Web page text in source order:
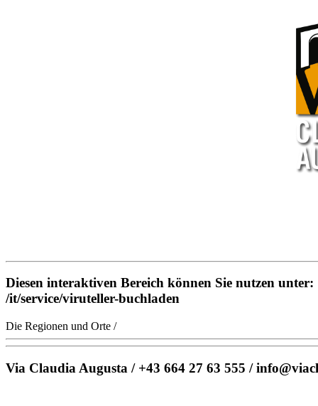
Diesen interaktiven Bereich können Sie nutzen unter:
/it/service/viruteller-buchladen
Die Regionen und Orte /
Via Claudia Augusta / +43 664 27 63 555 /